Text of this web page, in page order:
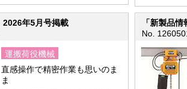
2026年5月号掲載
運搬荷役機械
直感操作で精密作業も思いのま
ま
「新製品
No.